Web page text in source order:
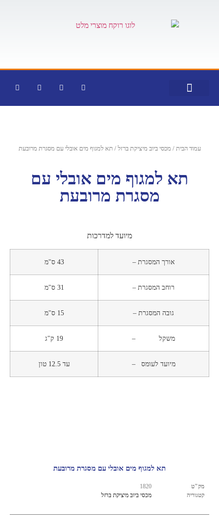
עמוד הבית / מכסי ביוב מיציקת ברזל / תא למגוף מים אובלי עם מסגרת מרובעת
תא למגוף מים אובלי עם
מסגרת מרובעת
מיועד למדרכות
אורך המסגרת – 43 ס"מ
רוחב המסגרת – 31 ס"מ
גובה המסגרת – 15 ס"מ
משקל – 19 ק"ג
מיועד לעומס – עד 12.5 טון
תא למגוף מים אובלי עם מסגרת מרובעת
מק"ט
1820
קטגוריה
מכסי ביוב מיציקת ברזל